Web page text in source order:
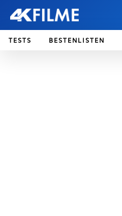
TESTS BESTENLISTEN